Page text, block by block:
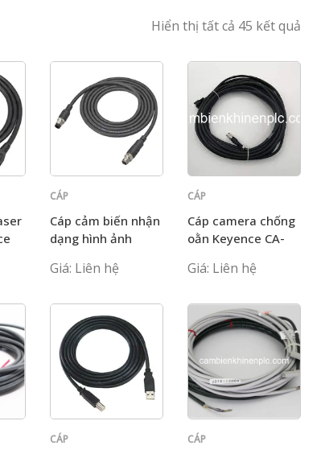
Hiển thị tất cả 45 kết quả
CÁP
Cáp cảm biến nhận
dạng hình ảnh
88648
Giá: Liên hệ
CÁP
Cáp camera chống
oằn Keyence CA-
Giá: Liên hệ
CÁP
CÁP